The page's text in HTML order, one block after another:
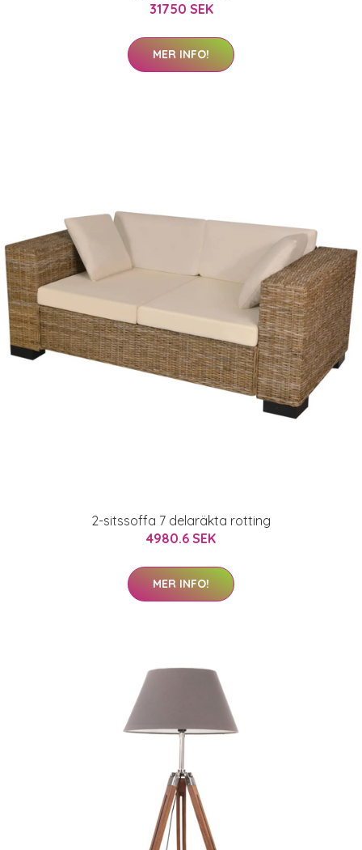
31750 SEK
MER INFO!
2-sitssoffa 7 delaräkta rotting
4980.6 SEK
MER INFO!